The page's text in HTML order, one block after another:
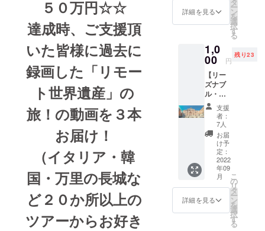
５０万円☆☆
達成時、ご支援頂
いた皆様に過去に
録画した「リモー
ト世界遺産」の
旅！の動画を３本
お届け！
（イタリア・韓
国・万里の長城な
ど２０か所以上の
ツアーからお好き
詳細を見る ー
ン
を
選
択
す
る
1,0
00 円
残り23
【リー
ズナブ
ル・リ
モート
ツアー
参加
券】 ・
６０分
の「リ
モート
世界遺
産」の
旅！に
３回参
加でき
る超お
支援
者：
7人
お届
け予
定：
2022
年09
月
詳細を見る
こ
の
リ
タ
ー
ン
を
選
択
す
る